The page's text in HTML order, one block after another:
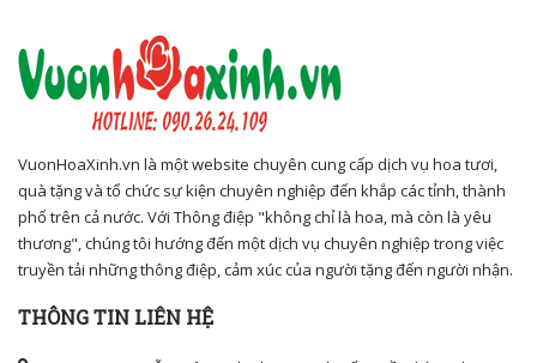
VuonHoaXinh.vn là một website chuyên cung cấp dịch vụ hoa tươi,
quà tặng và tổ chức sự kiện chuyên nghiệp đến khắp các tỉnh, thành
phố trên cả nước. Với Thông điệp "không chỉ là hoa, mà còn là yêu
thương", chúng tôi hướng đến một dịch vụ chuyên nghiệp trong việc
truyền tải những thông điệp, cảm xúc của người tặng đến người nhận.
THÔNG TIN LIÊN HỆ